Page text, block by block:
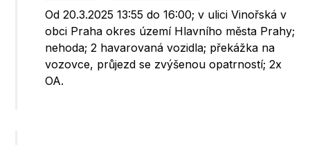
Od 20.3.2025 13:55 do 16:00; v ulici Vinořská v
obci Praha okres území Hlavního města Prahy;
nehoda; 2 havarovaná vozidla; překážka na
vozovce, průjezd se zvýšenou opatrností; 2x
OA.